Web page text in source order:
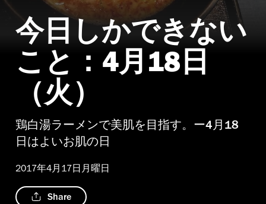
今日しかできない
こと：4月18日
（火）
鶏白湯ラーメンで美肌を目指す。ー4月18
日はよいお肌の日
2017年4月17日月曜日
Share